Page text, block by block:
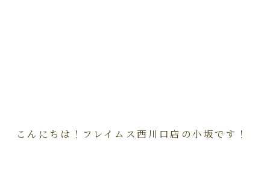
こんにちは！フレイムス西川口店の小坂です！